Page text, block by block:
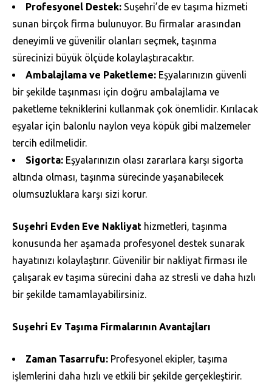
Profesyonel Destek: Suşehri’de ev taşıma hizmeti
sunan birçok firma bulunuyor. Bu firmalar arasından
deneyimli ve güvenilir olanları seçmek, taşınma
sürecinizi büyük ölçüde kolaylaştıracaktır.
Ambalajlama ve Paketleme: Eşyalarınızın güvenli
bir şekilde taşınması için doğru ambalajlama ve
paketleme tekniklerini kullanmak çok önemlidir. Kırılacak
eşyalar için balonlu naylon veya köpük gibi malzemeler
tercih edilmelidir.
Sigorta: Eşyalarınızın olası zararlara karşı sigorta
altında olması, taşınma sürecinde yaşanabilecek
olumsuzluklara karşı sizi korur.
Suşehri Evden Eve Nakliyat hizmetleri, taşınma
konusunda her aşamada profesyonel destek sunarak
hayatınızı kolaylaştırır. Güvenilir bir nakliyat firması ile
çalışarak ev taşıma sürecini daha az stresli ve daha hızlı
bir şekilde tamamlayabilirsiniz.
Suşehri Ev Taşıma Firmalarının Avantajları
Zaman Tasarrufu: Profesyonel ekipler, taşıma
işlemlerini daha hızlı ve etkili bir şekilde gerçekleştirir.